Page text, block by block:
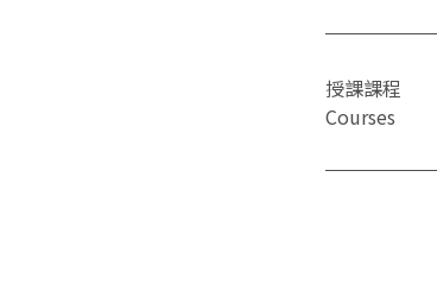
授課課程
Courses